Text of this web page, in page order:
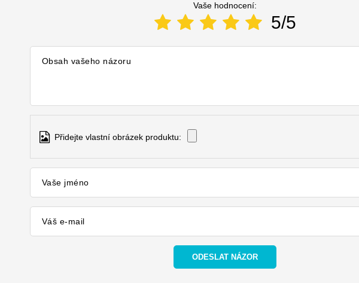
Vaše hodnocení:
5/5
Obsah vašeho názoru
Přidejte vlastní obrázek produktu:
Vaše jméno
Váš e-mail
ODESLAT NÁZOR